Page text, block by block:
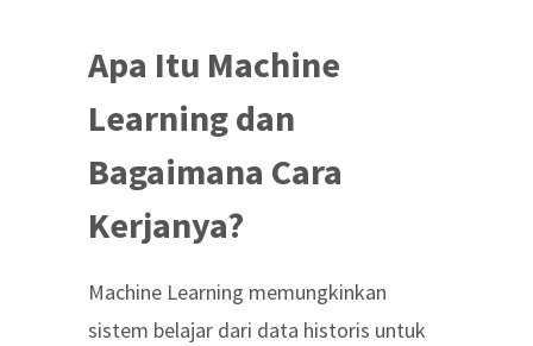
Apa Itu Machine
Learning dan
Bagaimana Cara
Kerjanya?
Machine Learning memungkinkan
sistem belajar dari data historis untuk